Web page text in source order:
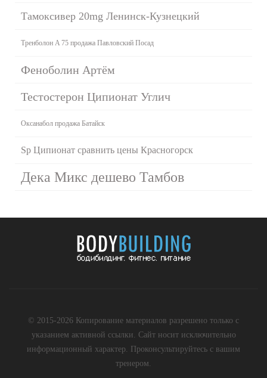
Тамоксивер 20mg Ленинск-Кузнецкий
Тренболон A 75 продажа Павловский Посад
Феноболин Артём
Тестостерон Ципионат Углич
Оксанабол продажа Батайск
Sp Ципионат сравнить цены Красногорск
Дека Микс дешево Тамбов
© 2015-2026 Копирование материалов разрешено только с
указанием активной ссылки. Сайт носит исключительно
информационный характер. Проконсультируйтесь с вашим
тренером.